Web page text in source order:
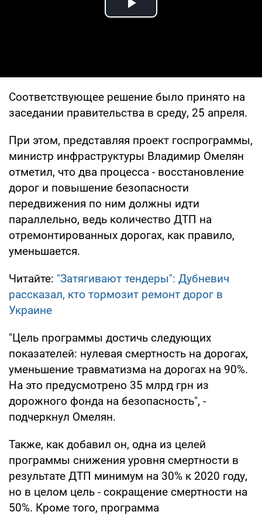
Play Video
Соответствующее решение было принято на
заседании правительства в среду, 25 апреля.
При этом, представляя проект госпрограммы,
министр инфраструктуры Владимир Омелян
отметил, что два процесса - восстановление
дорог и повышение безопасности
передвижения по ним должны идти
параллельно, ведь количество ДТП на
отремонтированных дорогах, как правило,
уменьшается.
Читайте: "Затягивают тендеры": Дубневич
рассказал, кто тормозит ремонт дорог в
Украине
"Цель программы достичь следующих
показателей: нулевая смертность на дорогах,
уменьшение травматизма на дорогах на 90%.
На это предусмотрено 35 млрд грн из
дорожного фонда на безопасность", -
подчеркнул Омелян.
Также, как добавил он, одна из целей
программы снижения уровня смертности в
результате ДТП минимум на 30% к 2020 году,
но в целом цель - сокращение смертности на
50%. Кроме того, программа